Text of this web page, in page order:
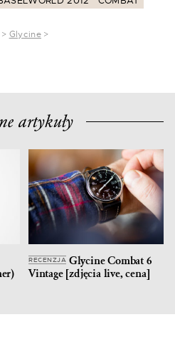
> Glycine>
artykuły
RECENZJA Glycine Combat 6
Vintage [zdjęcia live, cena]